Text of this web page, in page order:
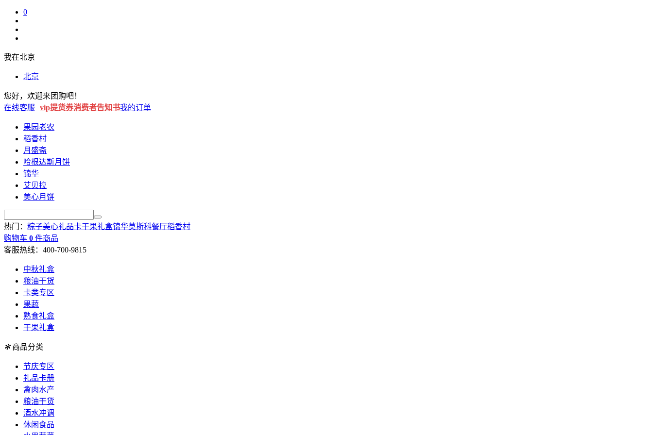
0
我在北京
北京
您好， 欢迎来团购吧！
在线客服
vip提货券消费者告知书我的订单
果园老农
稻香村
月盛斋
哈根达斯月饼
锦华
艾贝拉
美心月饼
热门： 粽子美心礼品卡干果礼盒锦华莫斯科餐厅稻香村
购物车 0 件商品
客服热线：400-700-9815
中秋礼盒
粮油干货
卡类专区
果蔬
熟食礼盒
干果礼盒
✻商品分类
节庆专区
礼品卡册
禽肉水产
粮油干货
酒水冲调
休闲食品